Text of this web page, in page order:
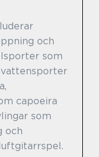
och
som
vattensporter
capoeira
som
och